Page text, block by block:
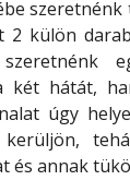
2 külön
két hátát,
úgy
és annak